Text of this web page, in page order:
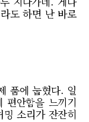
도 하면 난 바로
품에 눕혔다. 일
편안함을 느끼기
소리가 잔잔히